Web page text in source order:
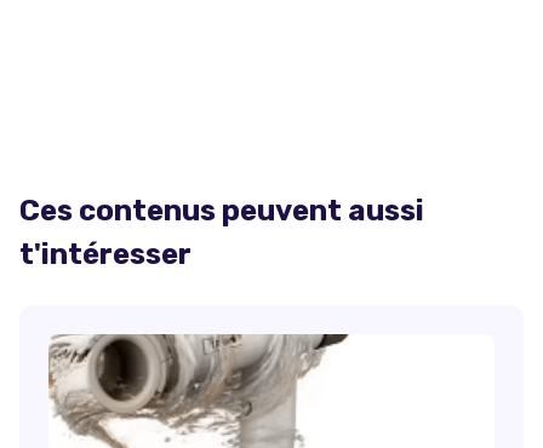
Ces contenus peuvent aussi
t'intéresser